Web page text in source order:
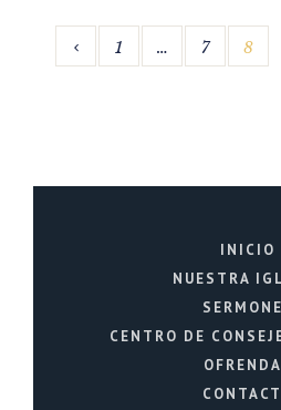
1 … 7 8
INICIO
NUESTRA
CENTRO DE